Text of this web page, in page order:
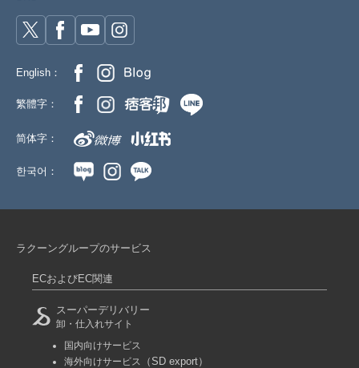
English：
繁體字：
简体字：
한국어：
ラクーングループのサービス
ECおよびEC関連
スーパーデリバリー
卸・仕入れサイト
国内向けサービス
海外向けサービス
（SD export）